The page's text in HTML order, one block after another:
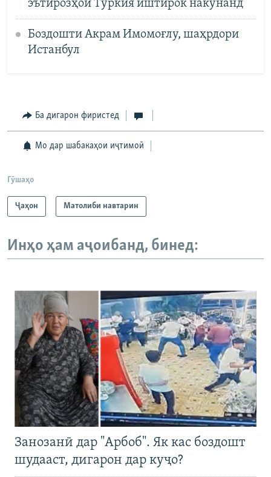
эътирозҳои Туркия иштирок накунанд
Боздошти Акрам Имомоғлу, шаҳрдори
Истанбул
Ба дигарон фиристед
Мо дар шабакаҳои иҷтимоӣ
Гӯшаҳо
Ҷаҳон Матолиби навтарин
Инҳо ҳам аҷоибанд, бинед:
Занозанӣ дар "Арбоб". Як кас боздошт
шудааст, дигарон дар куҷо?